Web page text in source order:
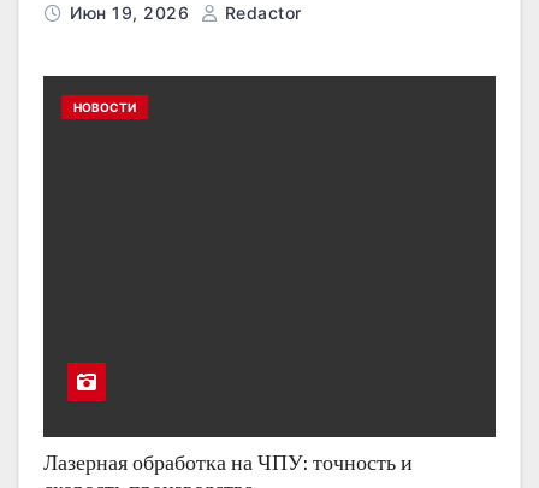
Июн 19, 2026 Redactor
НОВОСТИ
Лазерная обработка на ЧПУ: точность и